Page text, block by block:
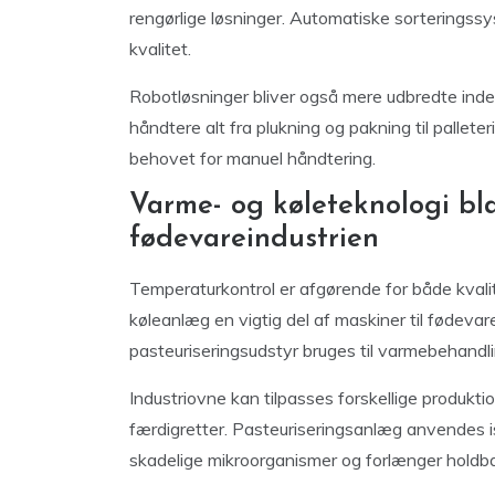
rengørlige løsninger. Automatiske
kvalitet.
Robotløsninger bliver også mere udbredte
håndtere alt fra plukning og pakning til
behovet for manuel håndtering.
Varme- og køleteknologi
fødevareindustrien
Temperaturkontrol er afgørende for både
køleanlæg en vigtig del af maskiner til
pasteuriseringsudstyr bruges til
Industriovne kan tilpasses forskellige
færdigretter. Pasteuriseringsanlæg anvendes
skadelige mikroorganismer og forlænger